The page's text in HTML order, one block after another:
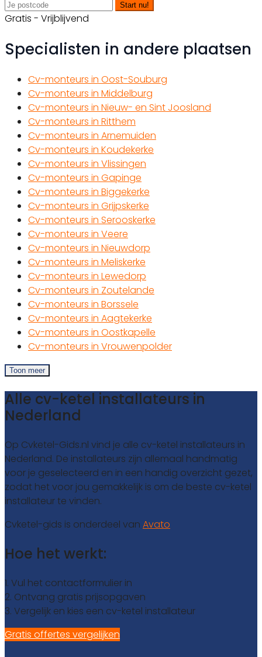
Start nu!
Gratis - Vrijblijvend
Specialisten in andere plaatsen
Cv-monteurs in Oost-Souburg
Cv-monteurs in Middelburg
Cv-monteurs in Nieuw- en Sint Joosland
Cv-monteurs in Ritthem
Cv-monteurs in Arnemuiden
Cv-monteurs in Koudekerke
Cv-monteurs in Vlissingen
Cv-monteurs in Gapinge
Cv-monteurs in Biggekerke
Cv-monteurs in Grijpskerke
Cv-monteurs in Serooskerke
Cv-monteurs in Veere
Cv-monteurs in Nieuwdorp
Cv-monteurs in Meliskerke
Cv-monteurs in Lewedorp
Cv-monteurs in Zoutelande
Cv-monteurs in Borssele
Cv-monteurs in Aagtekerke
Cv-monteurs in Oostkapelle
Cv-monteurs in Vrouwenpolder
Toon meer
Alle cv-ketel installateurs in
Nederland
Op Cvketel-Gids.nl vind je alle cv-ketel installateurs in
Nederland. De installateurs zijn allemaal handmatig
voor je geselecteerd en in een handig overzicht gezet,
zodat het voor jou gemakkelijk is om de beste cv-ketel
installateur te vinden.
Cvketel-gids is onderdeel van Avato
Hoe het werkt:
1. Vul het contactformulier in
2. Ontvang gratis prijsopgaven
3. Vergelijk en kies een cv-ketel installateur
Gratis offertes vergelijken